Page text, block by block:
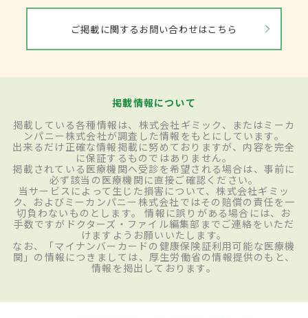
ご掲載に関するお問い合わせはこちら
掲載情報について
掲載している各種情報は、株式会社ギミック、またはミーカ
ンパニー株式会社が調査した情報をもとにしています。
出来るだけ正確な情報掲載に努めておりますが、内容を完全
に保証するものではありません。
掲載されている医療機関へ受診を希望される場合は、事前に
必ず該当の医療機関に直接ご確認ください。
当サービスによって生じた損害について、株式会社ギミッ
ク、およびミーカンパニー株式会社ではその賠償の責任を一
切負わないものとします。 情報に誤りがある場合には、お
手数ですがドクターズ・ファイル編集部までご連絡をいただ
けますようお願いいたします。
なお、「マイナンバーカードの健康保険証利用可能な医療機
関」の情報につきましては、厚生労働省の情報提供のもと、
情報を掲出しております。